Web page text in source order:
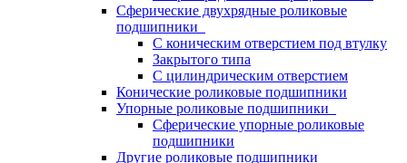
Сферические двухрядные роликовые
подшипники
С коническим отверстием под втулку
Закрытого типа
С цилиндрическим отверстием
Конические роликовые подшипники
Упорные роликовые подшипники
Сферические упорные роликовые
подшипники
Другие роликовые подшипники